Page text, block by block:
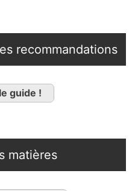
recommandations
guide !
matières